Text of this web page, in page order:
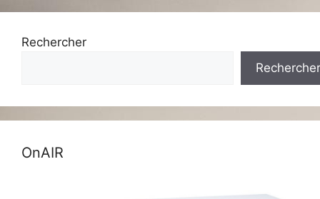
Rechercher
Rechercher
OnAIR